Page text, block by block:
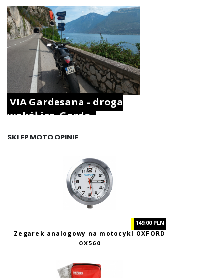
VIA Gardesana - droga
wokół jez. Garda.
SKLEP MOTO OPINIE
149,00 PLN
Zegarek analogowy na motocykl OXFORD
OX560